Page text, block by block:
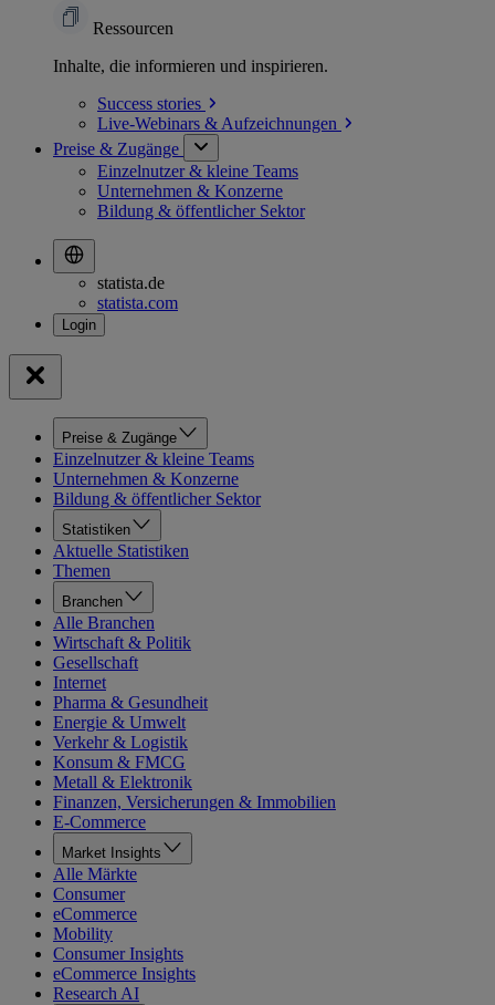
Ressourcen
Inhalte, die informieren und inspirieren.
Success stories
Live-Webinars & Aufzeichnungen
Preise & Zugänge
Einzelnutzer & kleine Teams
Unternehmen & Konzerne
Bildung & öffentlicher Sektor
statista.de
statista.com
Preise & Zugänge
Einzelnutzer & kleine Teams
Unternehmen & Konzerne
Bildung & öffentlicher Sektor
Statistiken
Aktuelle Statistiken
Themen
Branchen
Alle Branchen
Wirtschaft & Politik
Gesellschaft
Internet
Pharma & Gesundheit
Energie & Umwelt
Verkehr & Logistik
Konsum & FMCG
Metall & Elektronik
Finanzen, Versicherungen & Immobilien
E-Commerce
Market Insights
Alle Märkte
Consumer
eCommerce
Mobility
Consumer Insights
eCommerce Insights
Research AI